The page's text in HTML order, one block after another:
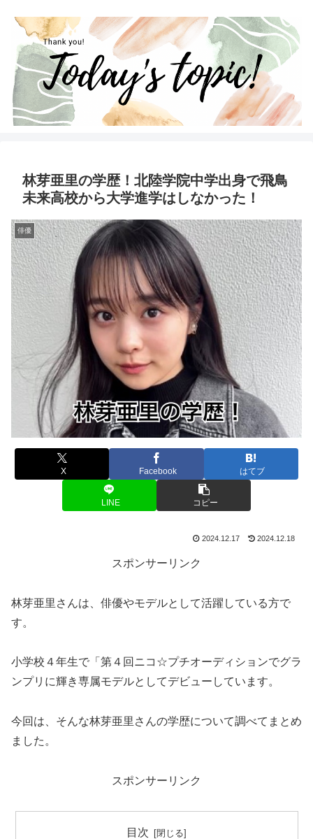
林芽亜里の学歴！北陸学院中学出身で飛鳥
未来高校から大学進学はしなかった！
俳優
X Facebook はてブ
LINE コピー
2024.12.17 2024.12.18
スポンサーリンク
林芽亜里さんは、俳優やモデルとして活躍している方で
す。
小学校４年生で「第４回ニコ☆プチオーディションでグラ
ンプリに輝き専属モデルとしてデビューしています。
今回は、そんな林芽亜里さんの学歴について調べてまとめ
ました。
スポンサーリンク
目次